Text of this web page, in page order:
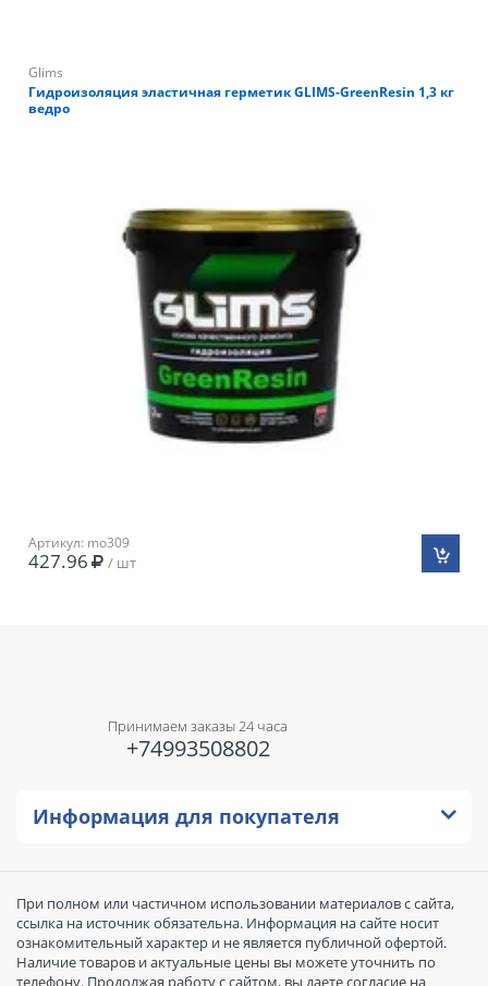
Glims
Гидроизоляция эластичная герметик GLIMS-GreenResin 1,3 кг
ведро
Артикул: mo309
427.96 / шт
Принимаем заказы 24 часа
+74993508802
Информация для покупателя
При полном или частичном использовании материалов с сайта,
ссылка на источник обязательна. Информация на сайте носит
ознакомительный характер и не является публичной офертой.
Наличие товаров и актуальные цены вы можете уточнить по
телефону. Продолжая работу с сайтом, вы даете согласие на